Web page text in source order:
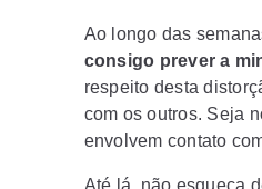
Ao longo das
consigo prever a
respeito desta
com os outros. Seja
envolvem contato
Até lá, não esqueça